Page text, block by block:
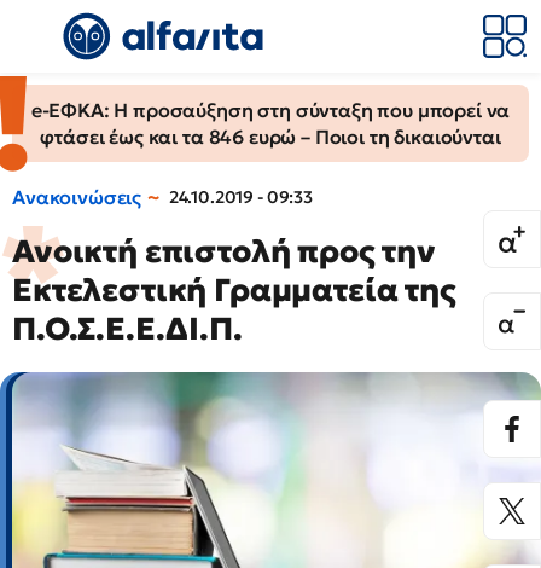
e-ΕΦΚΑ: Η προσαύξηση στη σύνταξη που μπορεί να
φτάσει έως και τα 846 ευρώ – Ποιοι τη δικαιούνται
Ανακοινώσεις 24.10.2019 - 09:33
Ανοικτή επιστολή προς την
Εκτελεστική Γραμματεία της
Π.Ο.Σ.Ε.Ε.ΔΙ.Π.